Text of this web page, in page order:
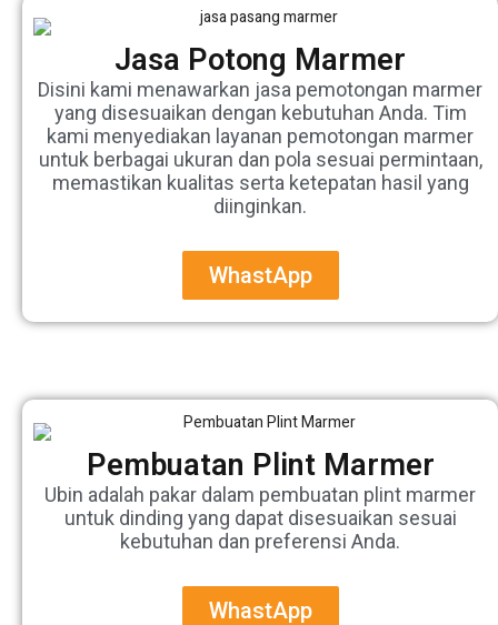
Jasa Potong Marmer
Disini kami menawarkan jasa pemotongan marmer
yang disesuaikan dengan kebutuhan Anda. Tim
kami menyediakan layanan pemotongan marmer
untuk berbagai ukuran dan pola sesuai permintaan,
memastikan kualitas serta ketepatan hasil yang
diinginkan.
WhastApp
Pembuatan Plint Marmer
Ubin adalah pakar dalam pembuatan plint marmer
untuk dinding yang dapat disesuaikan sesuai
kebutuhan dan preferensi Anda.
WhastApp